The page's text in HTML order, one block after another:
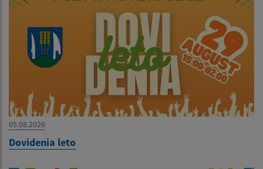
05.08.2026
Dovidenia leto